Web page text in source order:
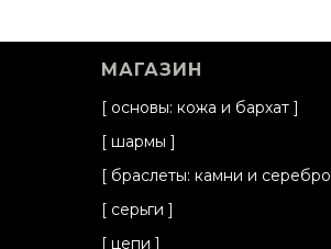
МАГАЗИН
[ основы: кожа и бархат ]
[ шармы ]
[ браслеты: камни и серебро
[ серьги ]
[ цепи ]